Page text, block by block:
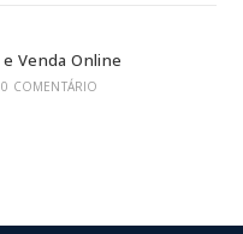
Venda Online
0 COMENTÁRIO